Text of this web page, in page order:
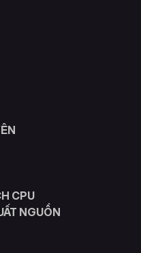
CPU
NGUỒN